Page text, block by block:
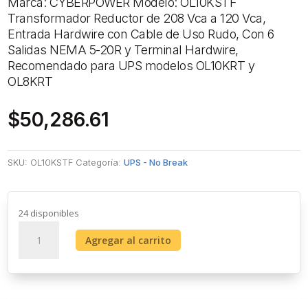
Transformador Reductor de 208 Vca a 120 Vca,
Entrada Hardwire con Cable de Uso Rudo, Con 6
Salidas NEMA 5-20R y Terminal Hardwire,
Recomendado para UPS modelos OL10KRT y
OL8KRT
$50,286.61
SKU: OL10KSTF Categoría:UPS - No Break
24 disponibles
Bidireccional
Dual
Agregar al carrito